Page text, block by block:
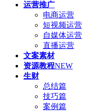
运营推广
电商运营
短视频运营
自媒体运营
直播运营
文案素材
资源教程NEW
生财
总结篇
技巧篇
案例篇